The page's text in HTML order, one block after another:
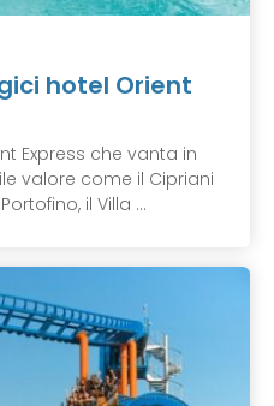
hotel Orient
Express che vanta in
valore come il Cipriani
il Villa ...